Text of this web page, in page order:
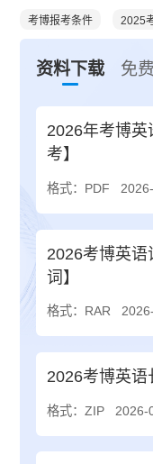
考博报考条件 2025
资料下载 免
2026年考博
考】
格式：PDF
2026考博英
词】
格式：RAR
2026考博英语
格式：ZIP 2026-